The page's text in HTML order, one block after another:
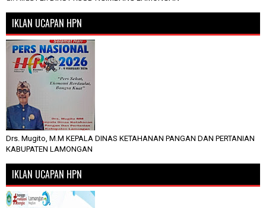
IKLAN UCAPAN HPN
Drs. Mugito, M.M KEPALA DINAS KETAHANAN PANGAN DAN PERTANIAN
KABUPATEN LAMONGAN
IKLAN UCAPAN HPN